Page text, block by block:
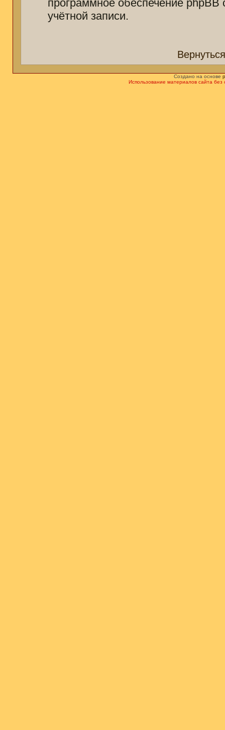
программное обеспечение
учётной записи.
Создано на основе
Использование материалов сайта